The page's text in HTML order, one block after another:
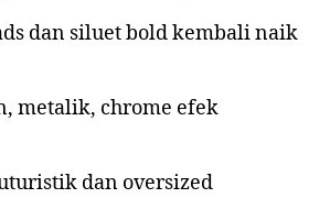
dan siluet bold kembali naik
metalik, chrome efek
dan oversized